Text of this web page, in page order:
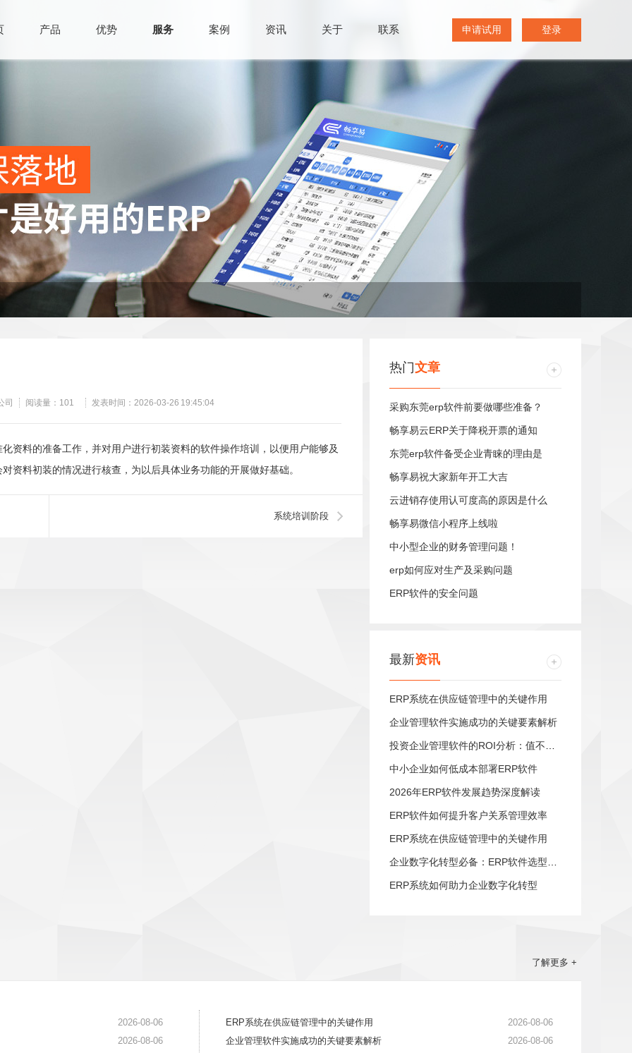
申请试用 登录
产品 优势 服务 案例 资讯 关于 联系
司 阅读量： 101 发表时间：2026-03-26 19:45:04
资料的准备工作，并对用户进行初装资料的软件操作培训，以便用户能够及
资料初装的情况进行核查，为以后具体业务功能的开展做好基础。
系统培训阶段
热门文章
采购东莞erp软件前要做哪些准备？
畅享易云ERP关于降税开票的通知
东莞erp软件备受企业青睐的理由是
畅享易祝大家新年开工大吉
云进销存使用认可度高的原因是什么
畅享易微信小程序上线啦
中小型企业的财务管理问题！
erp如何应对生产及采购问题
ERP软件的安全问题
最新资讯
ERP系统在供应链管理中的关键作用
企业管理软件实施成功的关键要素解析
中小企业如何低成本部署ERP软件
2026年ERP软件发展趋势深度解读
ERP软件如何提升客户关系管理效率
ERP系统在供应链管理中的关键作用
ERP系统如何助力企业数字化转型
了解更多 +
2026-08-06
2026-08-06
ERP系统在供应链管理中的关键作用
2026-08-06
企业管理软件实施成功的关键要素解析
2026-08-06